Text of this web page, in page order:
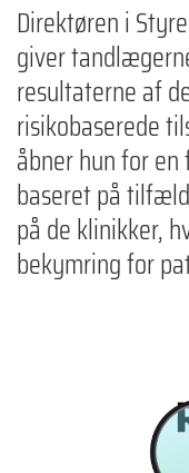
Direktøren i
giver
resultaterne af
risikobaserede
åbner hun for
baseret på
på de klinikker,
bekymring for